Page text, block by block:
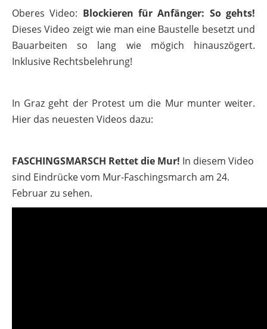
Oberes Video: Blockieren für Anfänger: So gehts!
Dieses Video zeigt wie man eine Baustelle besetzt und
Bauarbeiten so lang wie mögich hinauszögert.
Inklusive Rechtsbelehrung!
In Graz geht der Protest um die Mur munter weiter.
Hier das neuesten Videos dazu:
FASCHINGSMARSCH Rettet die Mur! In diesem Video
sind Eindrücke vom Mur-Faschingsmarch am 24.
Februar zu sehen.